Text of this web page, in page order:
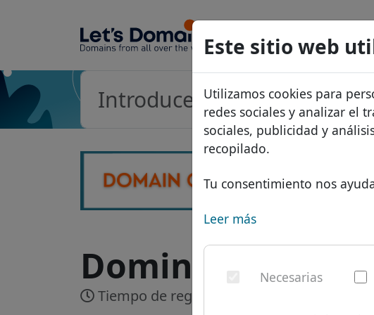
Este sitio web
Utilizamos cookies para
redes sociales y analizar el
sociales, publicidad y
recopilado.
Tu consentimiento nos
Leer más
Necesarias
Dominios
Base de datos de
Lista de precios
Descuentos
Transferir
Buscar
Dominio .kyoto -
Tiempo de registro: